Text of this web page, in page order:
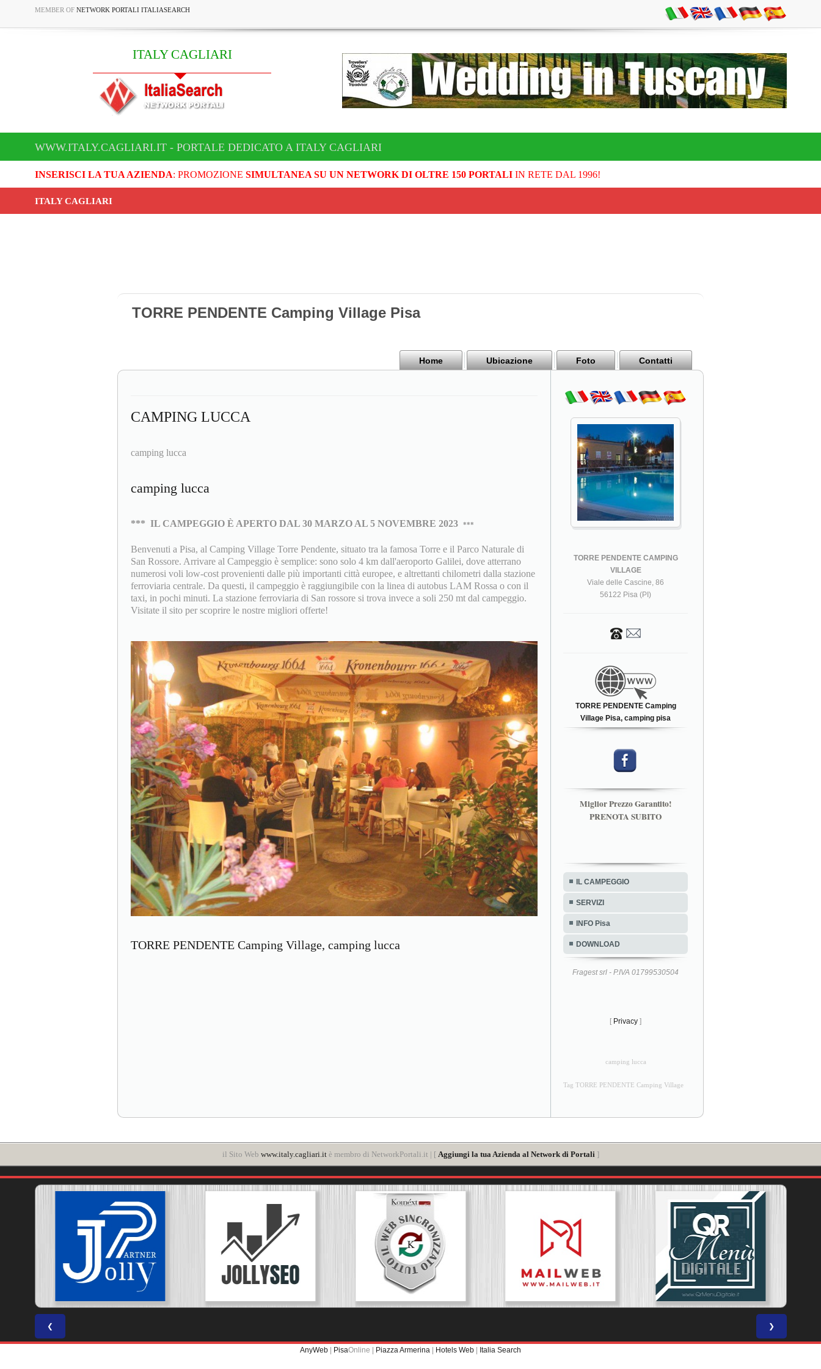
MEMBER OF NETWORK PORTALI ITALIASEARCH
ITALY CAGLIARI
WWW.ITALY.CAGLIARI.IT - PORTALE DEDICATO A ITALY CAGLIARI
INSERISCI LA TUA AZIENDA: PROMOZIONE SIMULTANEA SU UN NETWORK DI OLTRE 150 PORTALIIN RETE DAL 1996!
ITALY CAGLIARI
TORRE PENDENTE Camping Village Pisa
Home Ubicazione Foto Contatti
CAMPING LUCCA
camping lucca
camping lucca
*** IL CAMPEGGIO È APERTO DAL 30 MARZO AL 5 NOVEMBRE 2023 ***
Benvenuti a Pisa, al Camping Village Torre Pendente, situato tra la famosa Torre e il Parco Naturale di
San Rossore. Arrivare al Campeggio è semplice: sono solo 4 km dall'aeroporto Galilei, dove atterrano
numerosi voli low-cost provenienti dalle più importanti città europee, e altrettanti chilometri dalla stazione
ferroviaria centrale. Da questi, il campeggio è raggiungibile con la linea di autobus LAM Rossa o con il
taxi, in pochi minuti. La stazione ferroviaria di San rossore si trova invece a soli 250 mt dal campeggio.
Visitate il sito per scoprire le nostre migliori offerte!
TORRE PENDENTE Camping Village, camping lucca
TORRE PENDENTE CAMPING
VILLAGE
Viale delle Cascine, 86
56122 Pisa (PI)
TORRE PENDENTE Camping
Village Pisa, camping pisa
Miglior Prezzo Garantito!
PRENOTA SUBITO
IL CAMPEGGIO
SERVIZI
INFO Pisa
DOWNLOAD
Fragest srl - P.IVA 01799530504
[ Privacy ]
camping lucca
Tag TORRE PENDENTE Camping Village
il Sito Web www.italy.cagliari.itè membro di NetworkPortali.it | [ Aggiungi la tua Azienda al Network di Portali ]
❮ ❯
AnyWeb | PisaOnline | Piazza Armerina | Hotels Web | Italia Search